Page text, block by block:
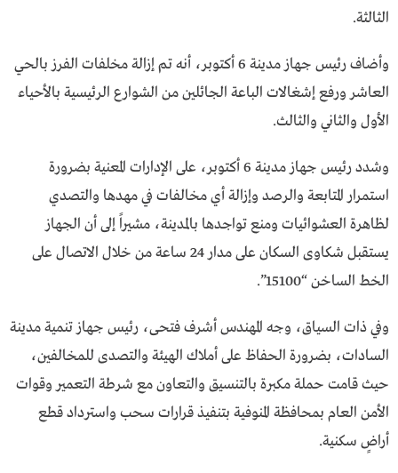
الثالثة.
وأضاف رئيس جهاز مدينة 6 أكتوبر، أنه تم إزالة مخلفات الفرز بالحي
العاشر ورفع إشغالات الباعة الجائلين من الشوارع الرئيسية بالأحياء
الأول والثاني والثالث.
وشدد رئيس جهاز مدينة 6 أكتوبر، على الإدارات المعنية بضرورة
استمرار المتابعة والرصد وإزالة أي مخالفات في مهدها والتصدي
لظاهرة العشوائيات ومنع تواجدها بالمدينة، مشيراً إلى أن الجهاز
يستقبل شكاوى السكان على مدار 24 ساعة من خلال الاتصال على
الخط الساخن “15100”.
وفي ذات السياق، وجه المهندس أشرف فتحى، رئيس جهاز تنمية مدينة
السادات، بضرورة الحفاظ على أملاك الهيئة والتصدى للمخالفين،
حيث قامت حملة مكبرة بالتنسيق والتعاون مع شرطة التعمير وقوات
الأمن العام بمحافظة المنوفية بتنفيذ قرارات سحب واسترداد قطع
أراضٍ سكنية.